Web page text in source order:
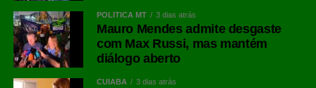
POLÍTICA MT 3 dias atrás
Mauro Mendes admite desgaste
com Max Russi, mas mantém
diálogo aberto
CUIABÁ 3 dias atrás